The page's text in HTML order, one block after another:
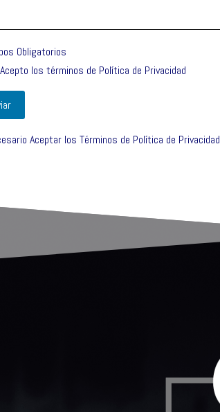
Obligatorios
Acepto los términos de Política de Privacidad
Aceptar losTérminos de Política de Privacidad